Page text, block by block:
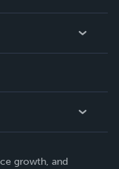
growth, and